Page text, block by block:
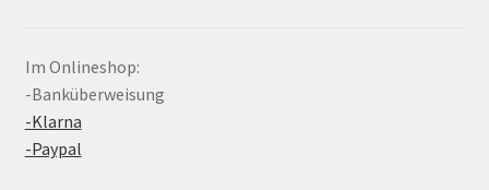
Im Onlineshop:
-Banküberweisung
-Klarna
-Paypal